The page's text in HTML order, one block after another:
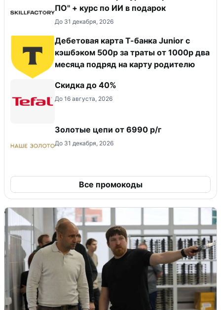
ПО" + курс по ИИ в подарок
До 31 декабря, 2026
Дебетовая карта Т-банка Junior с
кэшбэком 500р за траты от 1000р два
месяца подряд на карту родителю
Скидка до 40%
До 16 августа, 2026
Золотые цепи от 6990 р/г
До 31 декабря, 2026
Все промокоды